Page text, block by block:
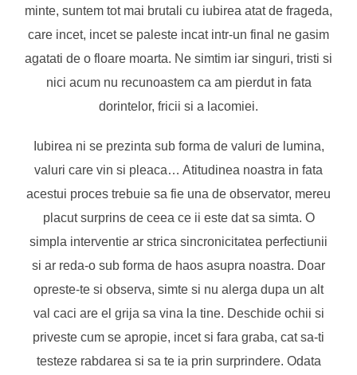
minte, suntem tot mai brutali cu iubirea atat de frageda,
care incet, incet se paleste incat intr-un final ne gasim
agatati de o floare moarta. Ne simtim iar singuri, tristi si
nici acum nu recunoastem ca am pierdut in fata
dorintelor, fricii si a lacomiei.
Iubirea ni se prezinta sub forma de valuri de lumina,
valuri care vin si pleaca… Atitudinea noastra in fata
acestui proces trebuie sa fie una de observator, mereu
placut surprins de ceea ce ii este dat sa simta. O
simpla interventie ar strica sincronicitatea perfectiunii
si ar reda-o sub forma de haos asupra noastra. Doar
opreste-te si observa, simte si nu alerga dupa un alt
val caci are el grija sa vina la tine. Deschide ochii si
priveste cum se apropie, incet si fara graba, cat sa-ti
testeze rabdarea si sa te ia prin surprindere. Odata